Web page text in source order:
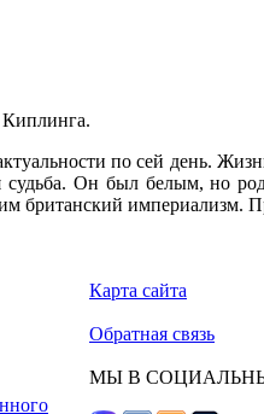
Киплинга.
по сей день.
судьба. Он был белым, но
империализм.
Карта сайта
Обратная связь
МЫ В